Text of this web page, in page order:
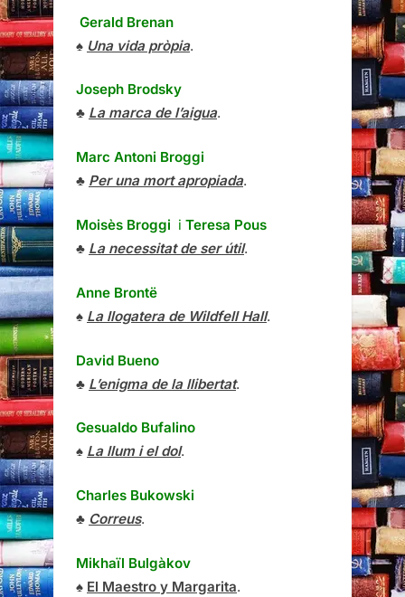
Gerald Brenan
♠ Una vida pròpia.
Joseph Brodsky
♣ La marca de l’aigua.
Marc Antoni Broggi
♣ Per una mort apropiada.
Moisès Broggi i Teresa Pous
♣ La necessitat de ser útil.
Anne Brontë
♠ La llogatera de Wildfell Hall.
David Bueno
♣ L’enigma de la llibertat.
Gesualdo Bufalino
♠ La llum i el dol.
Charles Bukowski
♣ Correus.
Mikhaïl Bulgàkov
♠ El Maestro y Margarita.